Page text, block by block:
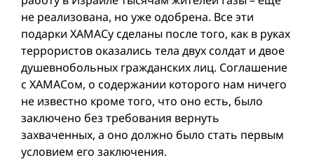
не реализована, но уже одобрена. Все эти
подарки ХАМАСу сделаны после того, как в руках
террористов оказались тела двух солдат и двое
душевнобольных гражданских лиц. Соглашение
с ХАМАСом, о содержании которого нам ничего
не известно кроме того, что оно есть, было
заключено без требования вернуть
захваченных, а оно должно было стать первым
условием его заключения.